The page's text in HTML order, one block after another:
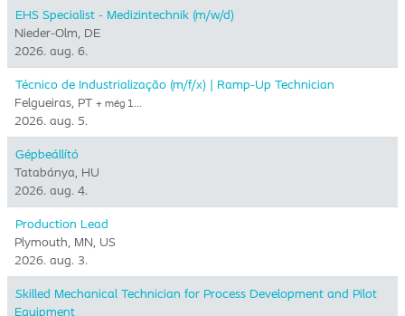
EHS Specialist - Medizintechnik (m/w/d)
Nieder-Olm, DE
2026. aug. 6.
Técnico de Industrialização (m/f/x) | Ramp-Up Technician
Felgueiras, PT + még 1…
2026. aug. 5.
Gépbeállító
Tatabánya, HU
2026. aug. 4.
Production Lead
Plymouth, MN, US
2026. aug. 3.
Skilled Mechanical Technician for Process Development and Pilot
Equipment